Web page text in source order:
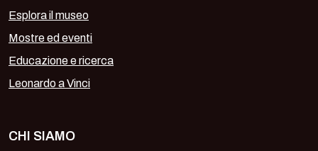
Esplora il museo
Mostre ed eventi
Educazione e ricerca
Leonardo a Vinci
CHI SIAMO